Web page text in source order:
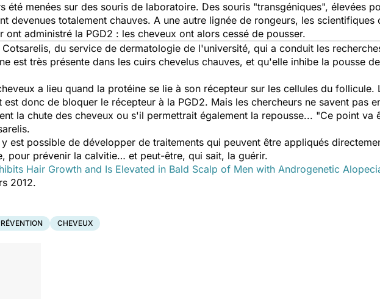
été menées sur des souris de laboratoire. Des souris "transgéniques", élevées
devenues totalement chauves. A une autre lignée de rongeurs, les scientifiques
ont administré la PGD2 : les cheveux ont alors cessé de pousser.
du service de dermatologie de l'université, qui a conduit les
est très présente dans les cuirs chevelus chauves, et qu'elle inhibe la pousse
a lieu quand la protéine se lie à son récepteur sur les cellules du follicule.
donc de bloquer le récepteur à la PGD2. Mais les chercheurs ne savent pas
la chute des cheveux ou s'il permettrait également la repousse... "Ce point va
est possible de développer de traitements qui peuvent être appliqués
pour prévenir la calvitie… et peut-être, qui sait, la guérir.
Hair Growth and Is Elevated in Bald Scalp of Men with Androgenetic
2012.
CHEVEUX